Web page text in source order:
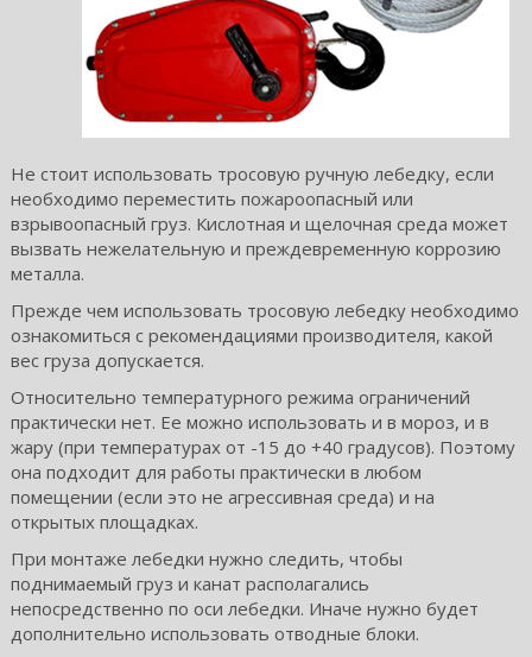
Не стоит использовать тросовую ручную лебедку, если
необходимо переместить пожароопасный или
взрывоопасный груз. Кислотная и щелочная среда может
вызвать нежелательную и преждевременную коррозию
металла.
Прежде чем использовать тросовую лебедку необходимо
ознакомиться с рекомендациями производителя, какой
вес груза допускается.
Относительно температурного режима ограничений
практически нет. Ее можно использовать и в мороз, и в
жару (при температурах от -15 до +40 градусов). Поэтому
она подходит для работы практически в любом
помещении (если это не агрессивная среда) и на
открытых площадках.
При монтаже лебедки нужно следить, чтобы
поднимаемый груз и канат располагались
непосредственно по оси лебедки. Иначе нужно будет
дополнительно использовать отводные блоки.